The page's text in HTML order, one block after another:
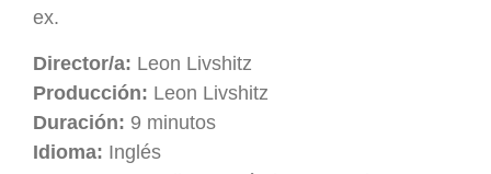
ex.
Director/a: Leon Livshitz
Producción: Leon Livshitz
Duración: 9 minutos
Idioma: Inglés